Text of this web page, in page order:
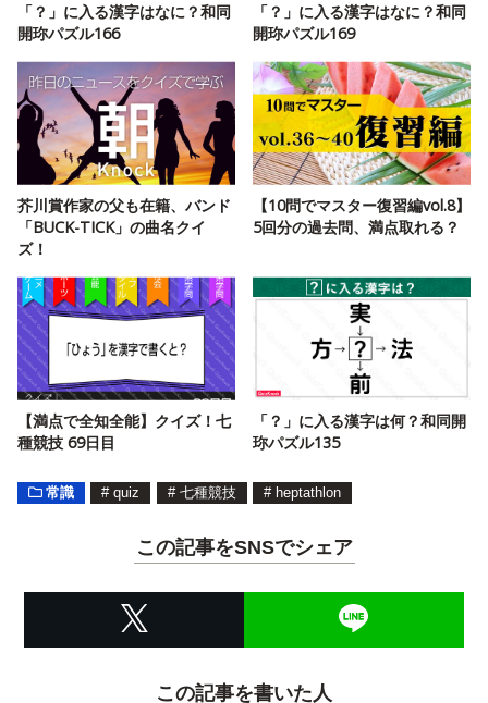
「？」に入る漢字はなに？和同
開珎パズル166
「？」に入る漢字はなに？和同
開珎パズル169
芥川賞作家の父も在籍、バンド
「BUCK-TICK」の曲名クイ
ズ！
【10問でマスター復習編vol.8】
5回分の過去問、満点取れる？
【満点で全知全能】クイズ！七
種競技 69日目
「？」に入る漢字は何？和同開
珎パズル135
常識 # quiz # 七種競技 # heptathlon
この記事をSNSでシェア
この記事を書いた人